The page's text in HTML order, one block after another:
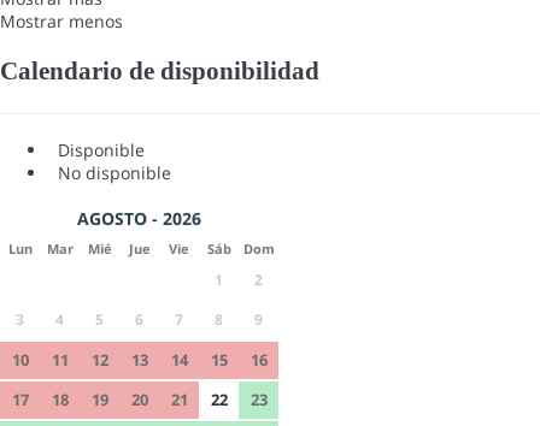
Mostrar menos
Calendario de disponibilidad
Disponible
No disponible
AGOSTO - 2026
Lun Mar Mié Jue Vie Sáb Dom
1
2
3
4 5 6 7 8 9
10 11 12 13 14 15
16
17
18 19 20 21 22
23